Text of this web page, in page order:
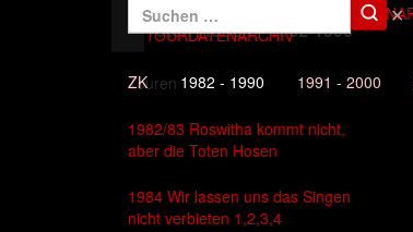
DAS TOURDATENARCHIV
✕
ZK 1982 - 1990 1991 - 2000
Die Toten Hosen - 1982-1990
Touren
1982/83 Roswitha kommt nicht,
aber die Toten Hosen
1984 Wir lassen uns das Singen
nicht verbieten 1,2,3,4